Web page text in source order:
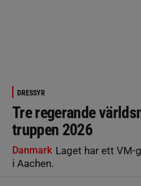
DRESSYR
Tre regerande
truppen 2026
Danmark Laget har ett VM-
i Aachen.